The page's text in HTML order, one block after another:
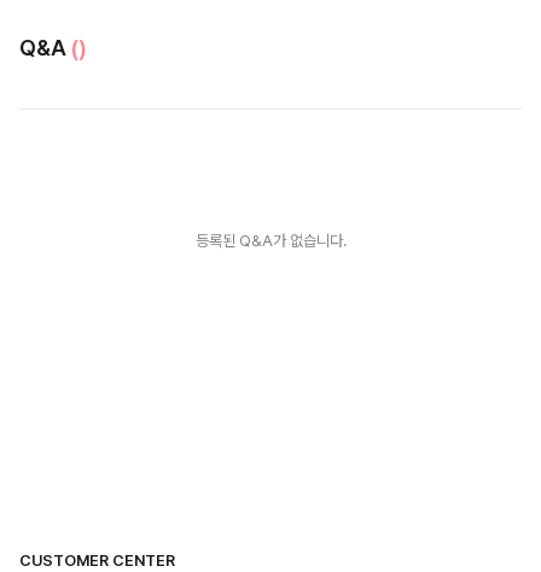
Q&A ()
등록된 Q&A가 없습니다.
CUSTOMER CENTER